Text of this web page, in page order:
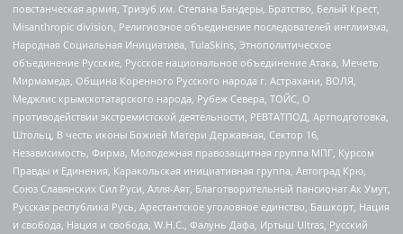
повстанческая армия, Тризуб им. Степана Бандеры, Братство, Белый Крест,
Misanthropic division, Религиозное объединение последователей инглиизма,
Народная Социальная Инициатива, TulaSkins, Этнополитическое
объединение Русские, Русское национальное объединение Атака, Мечеть
Мирмамеда, Община Коренного Русского народа г. Астрахани, ВОЛЯ,
Меджлис крымскотатарского народа, Рубеж Севера, ТОЙС, О
противодействии экстремистской деятельности, РЕВТАТПОД, Артподготовка,
Штольц, В честь иконы Божией Матери Державная, Сектор 16,
Независимость, Фирма, Молодежная правозащитная группа МПГ, Курсом
Правды и Единения, Каракольская инициативная группа, Автоград Крю,
Союз Славянских Сил Руси, Алля-Аят, Благотворительный пансионат Ак Умут,
Русская республика Русь, Арестантское уголовное единство, Башкорт, Нация
и свобода, Нация и свобода, W.H.С., Фалунь Дафа, Иртыш Ultras, Русский